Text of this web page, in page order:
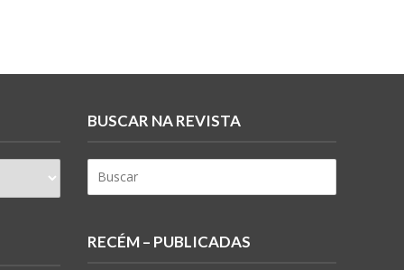
BUSCAR NA REVISTA
RECÉM – PUBLICADAS